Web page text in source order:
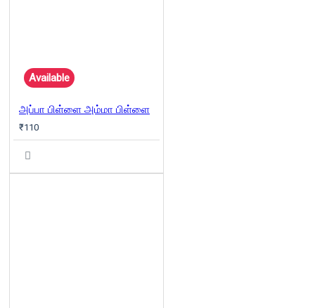
Available
அப்பா பிள்ளை அம்மா பிள்ளை
₹110